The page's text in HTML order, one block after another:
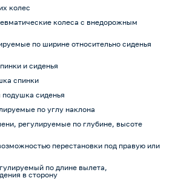
колес
колеса с внедорожным
по ширине относительно сиденья
и сиденья
спинки
сиденья
по углу наклона
регулируемые по глубине, высоте
перестановки под правую или
по длине вылета,
в сторону